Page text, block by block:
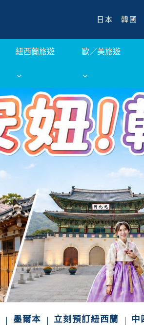
日本 韓國
紐西蘭旅遊 歐／美旅遊
墨爾本 立刻預訂紐西蘭 中